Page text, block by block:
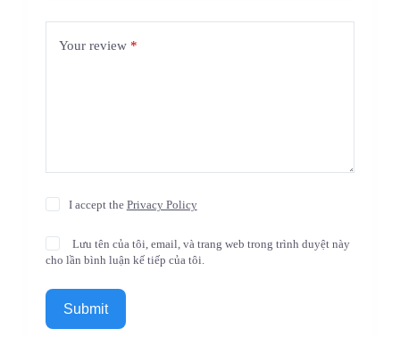
Your review *
I accept the Privacy Policy
Lưu tên của tôi, email, và trang web trong trình duyệt này
cho lần bình luận kế tiếp của tôi.
Submit